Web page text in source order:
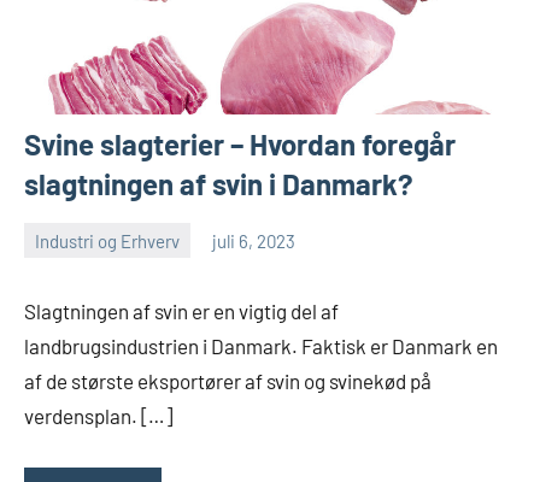
Svine slagterier – Hvordan foregår
slagtningen af svin i Danmark?
Industri og Erhverv juli 6, 2023
Slagtningen af svin er en vigtig del af
landbrugsindustrien i Danmark. Faktisk er Danmark en
af de største eksportører af svin og svinekød på
verdensplan. […]